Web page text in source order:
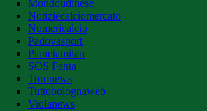
Mondoudinese
Notiziecalciomercato
Numericalcio
Padovasport
Pianetamilan
SOS Fanta
Toronews
Tuttobolognaweb
Violanews